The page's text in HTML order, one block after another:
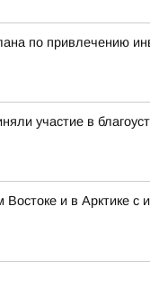
по привлечению
участие в
и в Арктике с